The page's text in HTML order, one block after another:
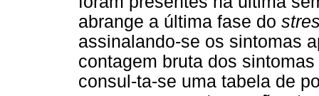
abrange a última fase do
assinalando-se os sintomas
contagem bruta dos
consul-ta-se uma tabela de